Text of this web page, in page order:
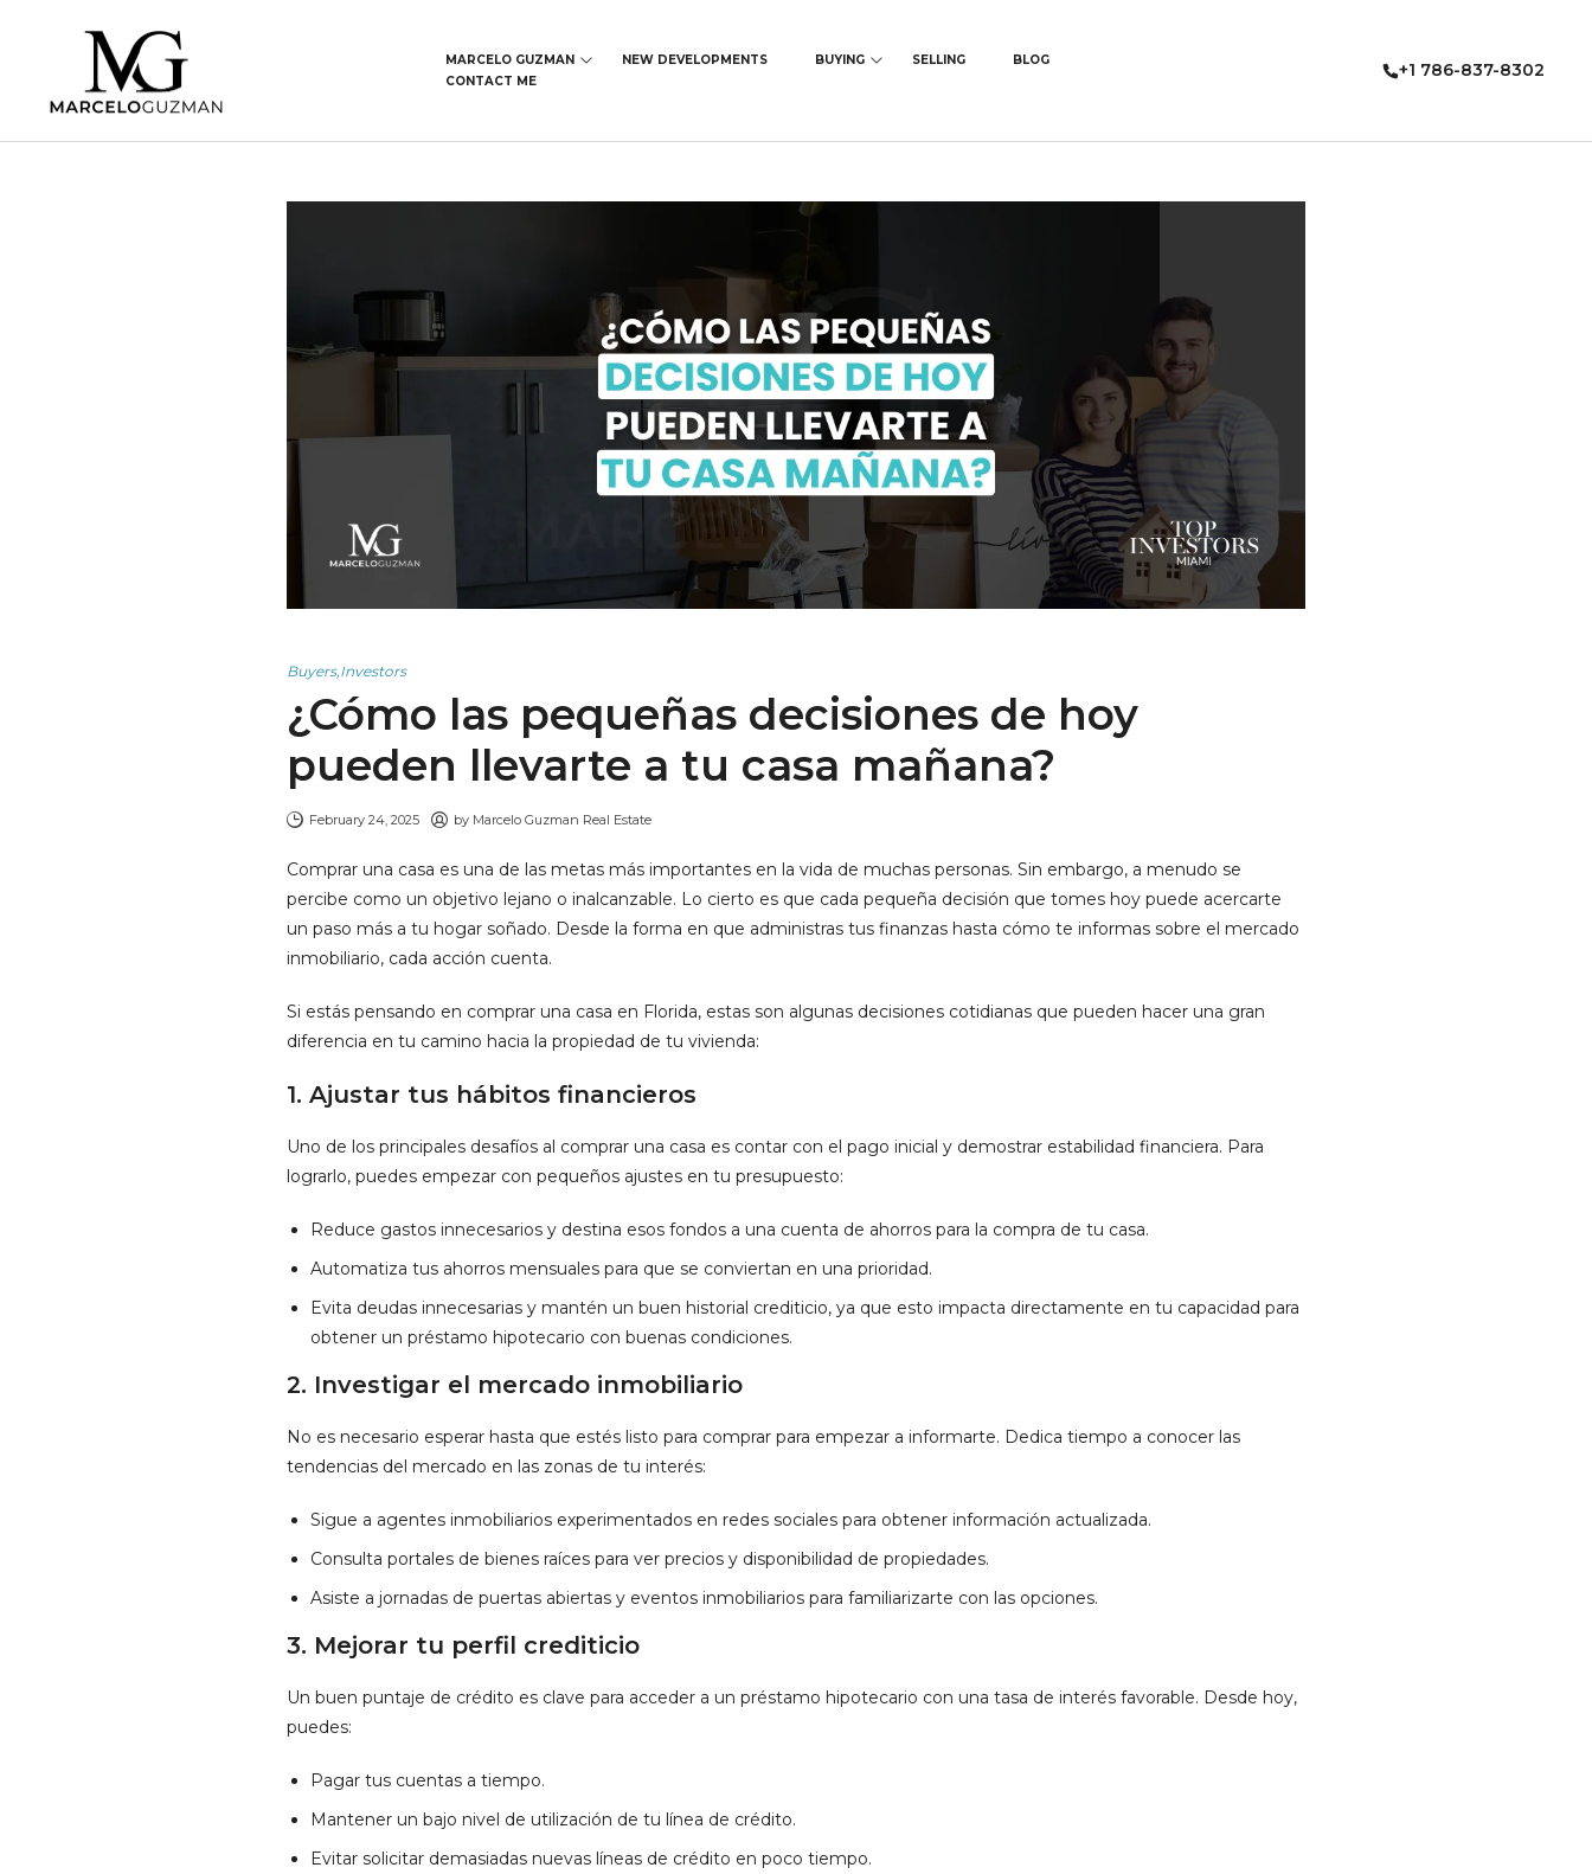
MARCELO GUZMAN NEW DEVELOPMENTS BUYING SELLING
BLOG
CONTACT ME
+1 786-837-8302
Buyers,Investors
¿Cómo las pequeñas decisiones de hoy
pueden llevarte a tu casa mañana?
February 24, 2025 by Marcelo Guzman Real Estate
Comprar una casa es una de las metas más importantes en la vida de muchas personas. Sin embargo, a menudo se
percibe como un objetivo lejano o inalcanzable. Lo cierto es que cada pequeña decisión que tomes hoy puede acercarte
un paso más a tu hogar soñado. Desde la forma en que administras tus finanzas hasta cómo te informas sobre el mercado
inmobiliario, cada acción cuenta.
Si estás pensando en comprar una casa en Florida, estas son algunas decisiones cotidianas que pueden hacer una gran
diferencia en tu camino hacia la propiedad de tu vivienda:
1. Ajustar tus hábitos financieros
Uno de los principales desafíos al comprar una casa es contar con el pago inicial y demostrar estabilidad financiera. Para
lograrlo, puedes empezar con pequeños ajustes en tu presupuesto:
Reduce gastos innecesarios y destina esos fondos a una cuenta de ahorros para la compra de tu casa.
Automatiza tus ahorros mensuales para que se conviertan en una prioridad.
Evita deudas innecesarias y mantén un buen historial crediticio, ya que esto impacta directamente en tu capacidad para
obtener un préstamo hipotecario con buenas condiciones.
2. Investigar el mercado inmobiliario
No es necesario esperar hasta que estés listo para comprar para empezar a informarte. Dedica tiempo a conocer las
tendencias del mercado en las zonas de tu interés:
Sigue a agentes inmobiliarios experimentados en redes sociales para obtener información actualizada.
Consulta portales de bienes raíces para ver precios y disponibilidad de propiedades.
Asiste a jornadas de puertas abiertas y eventos inmobiliarios para familiarizarte con las opciones.
3. Mejorar tu perfil crediticio
Un buen puntaje de crédito es clave para acceder a un préstamo hipotecario con una tasa de interés favorable. Desde hoy,
puedes:
Pagar tus cuentas a tiempo.
Mantener un bajo nivel de utilización de tu línea de crédito.
Evitar solicitar demasiadas nuevas líneas de crédito en poco tiempo.